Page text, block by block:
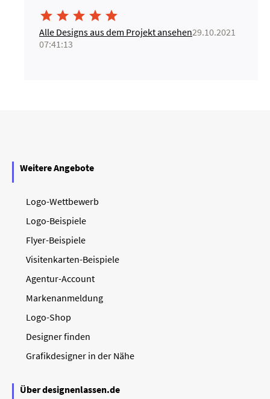
    
Alle Designs aus dem Projekt ansehen29.10.2021
07:41:13
Weitere Angebote
Logo-Wettbewerb
Logo-Beispiele
Flyer-Beispiele
Visitenkarten-Beispiele
Agentur-Account
Markenanmeldung
Logo-Shop
Designer finden
Grafikdesigner in der Nähe
Über designenlassen.de